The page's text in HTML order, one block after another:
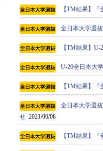
【TM結果】『
全日本大学選
【TM結果】
U-20全日本大
【TM結果】
全日本大学選
せ 2021/06/08
【TM結果】